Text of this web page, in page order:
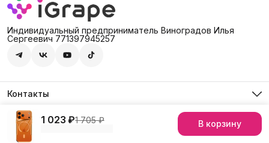
1 023 ₽1 705 ₽ В корзину
Индивидуальный предприниматель Виноградов Илья
Сергеевич 771397945257
Контакты
Адрес
Россия, 127474, Москва, г. Москва, ул. Дмитровское шоссе,
д. 60А
Телефон
8 (903) 290-03-88
© iGrape Group 2026Оплата Правила возврата